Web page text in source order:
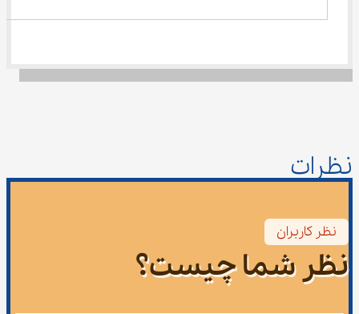
نظرات
نظر کاربران
نظر شما چیست؟